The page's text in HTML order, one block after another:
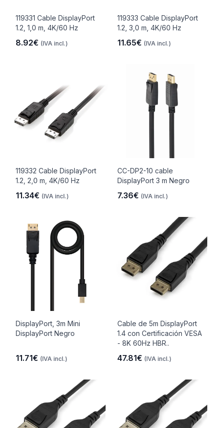
119331 Cable DisplayPort
1.2, 1,0 m, 4K/60 Hz
8.92€ (IVA incl.)
119333 Cable DisplayPort
1.2, 3,0 m, 4K/60 Hz
11.65€ (IVA incl.)
119332 Cable DisplayPort
1.2, 2,0 m, 4K/60 Hz
11.34€ (IVA incl.)
CC-DP2-10 cable
DisplayPort 3 m Negro
7.36€ (IVA incl.)
DisplayPort, 3m Mini
DisplayPort Negro
11.71€ (IVA incl.)
Cable de 5m DisplayPort
1.4 con Certificación VESA
- 8K 60Hz HBR..
47.81€ (IVA incl.)